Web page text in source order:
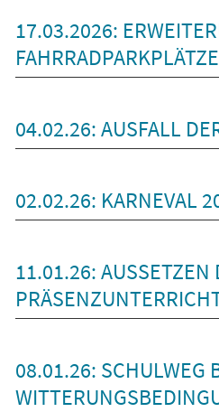
17.03.2026:
FAHRRADPARKPLÄTZE
04.02.26: AUSFALL
02.02.26: KARNEVAL
11.01.26: AUSSETZEN
08.01.26: SCHULWEG